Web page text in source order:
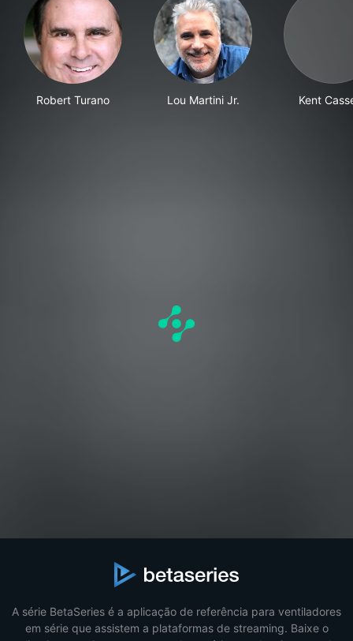
Robert Turano Lou Martini Jr. Kent
A série BetaSeries é a aplicação de referência para ventiladores
em série que assistem a plataformas de streaming. Baixe o